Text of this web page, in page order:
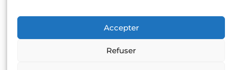
Accepter
Refuser
Création
Agence
Hastone